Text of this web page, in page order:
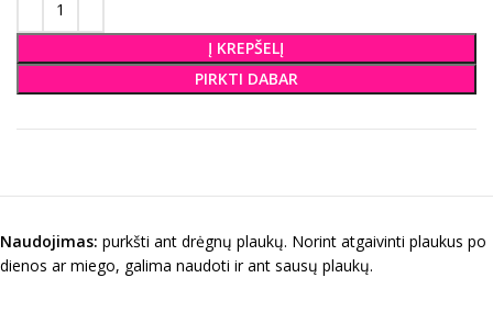
Į KREPŠELĮ
PIRKTI DABAR
Naudojimas: purkšti ant drėgnų plaukų. Norint atgaivinti plaukus po
dienos ar miego, galima naudoti ir ant sausų plaukų.